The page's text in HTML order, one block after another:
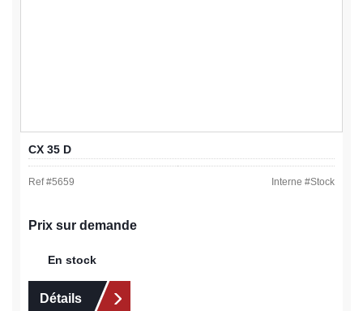
CX 35 D
Ref #5659 Interne #Stock
Prix sur demande
En stock
Détails